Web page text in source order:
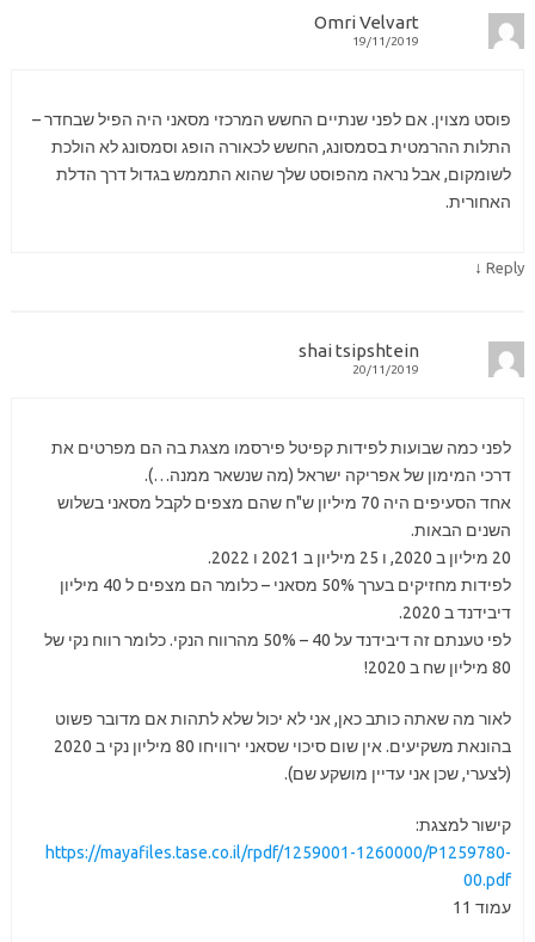
Omri Velvart
19/11/2019
פוסט מצוין. אם לפני שנתיים החשש המרכזי מסאני היה הפיל שבחדר –
התלות ההרמטית בסמסונג, החשש לכאורה הופג וסמסונג לא הולכת
לשומקום, אבל נראה מהפוסט שלך שהוא התממש בגדול דרך הדלת
האחורית.
Reply
↓
shai tsipshtein
20/11/2019
לפני כמה שבועות לפידות קפיטל פירסמו מצגת בה הם מפרטים את
דרכי המימון של אפריקה ישראל (מה שנשאר ממנה…).
אחד הסעיפים היה 70 מיליון ש"ח שהם מצפים לקבל מסאני בשלוש
השנים הבאות.
20 מיליון ב 2020, ו 25 מיליון ב 2021 ו 2022.
לפידות מחזיקים בערך 50% מסאני – כלומר הם מצפים ל 40 מיליון
דיבידנד ב 2020.
לפי טענתם זה דיבידנד על 40 – 50% מהרווח הנקי. כלומר רווח נקי של
80 מיליון שח ב 2020!
לאור מה שאתה כותב כאן, אני לא יכול שלא לתהות אם מדובר פשוט
בהונאת משקיעים. אין שום סיכוי שסאני ירוויחו 80 מיליון נקי ב 2020
(לצערי, שכן אני עדיין מושקע שם).
קישור למצגת:
https://mayafiles.tase.co.il/rpdf/1259001-1260000/P1259780-
00.pdf
עמוד 11